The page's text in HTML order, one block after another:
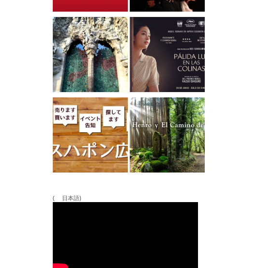
( 日本語)